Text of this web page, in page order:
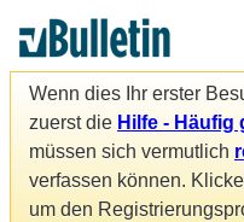
Wenn dies Ihr erster
zuerst die Hilfe - Häufig
müssen sich vermutlich
verfassen können.
um den